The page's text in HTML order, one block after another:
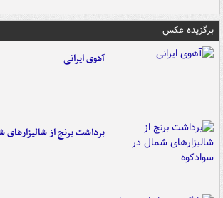
برگزیده عکس
آهوی ایرانی
برداشت برنج از شالیزارهای